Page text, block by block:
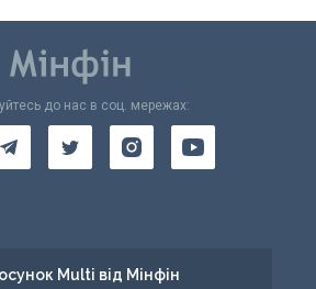
до нас в соц. мережах:
Multi від Мінфін